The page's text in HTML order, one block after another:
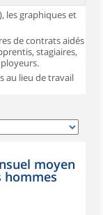
les graphiques et
de contrats aidés
stagiaires,
au lieu de travail
moyen
hommes